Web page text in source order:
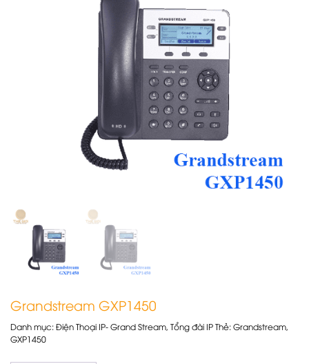
Grandstream GXP1450
Danh mục:Điện Thoại IP- Grand Stream, Tổng đài IPThẻ:Grandstream,
GXP1450